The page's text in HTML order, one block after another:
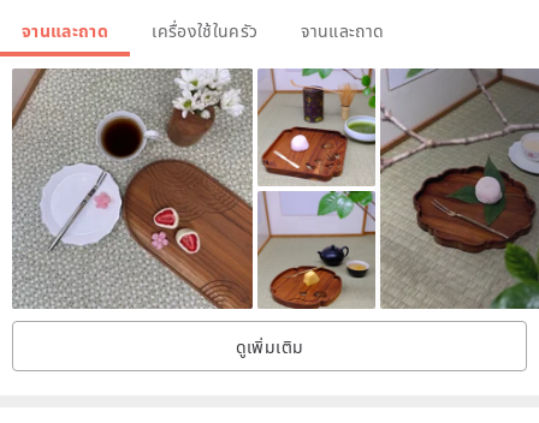
Material|
Porcelain/1230 High Temperature Sintering
Underglaze painted, glossy textured transparent glaze
Precautions|
・Hand-kneaded ceramics, with a slight difference in size ±10% is
the normal shrinkage ratio range
・The hand-kneaded ceramics will leave some hand marks or
uneven glaze, etc., please accept the order
จานและถาด เครื่องใช้ในครัว จานและถาด
ดูเพิ่มเติม